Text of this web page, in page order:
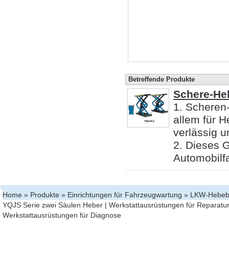
Betreffende Produkte
Schere-
1.
allem für
verlässig
2. Dieses
Home » Produkte » Einrichtungen für Fahrzeugwartung » LKW-
YQJS Serie zwei Säulen Heber | Werkstattausrüstungen für Reparatur
Werkstattausrüstungen für Diagnose